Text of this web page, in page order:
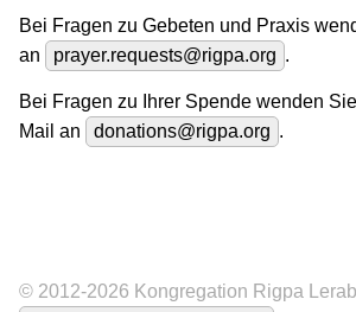
Bei Fragen zu Gebeten und Praxis
an
prayer.requests@rigpa.org .
Bei Fragen zu Ihrer Spende wenden
Mail an
donations@rigpa.org .
© 2012-2026 Kongregation Rigpa